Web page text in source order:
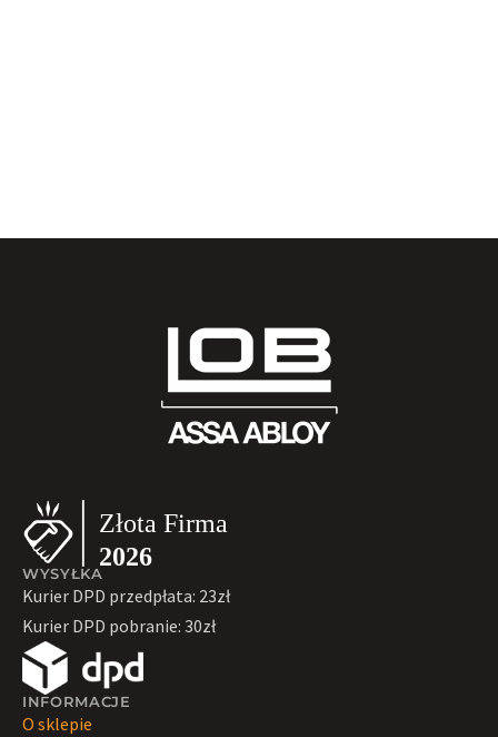
WYSYŁKA
Kurier DPD przedpłata: 23zł
Kurier DPD pobranie: 30zł
INFORMACJE
O sklepie